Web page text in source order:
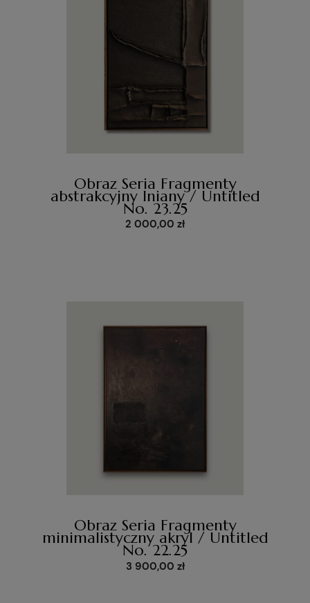
Obraz Seria Fragmenty
abstrakcyjny lniany / Untitled
No. 23.25
2 000,00 zł
Obraz Seria Fragmenty
minimalistyczny akryl / Untitled
No. 22.25
3 900,00 zł